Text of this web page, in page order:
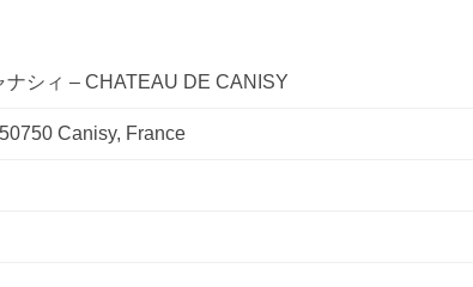
ナシィ – CHATEAU DE CANISY
Canisy, France